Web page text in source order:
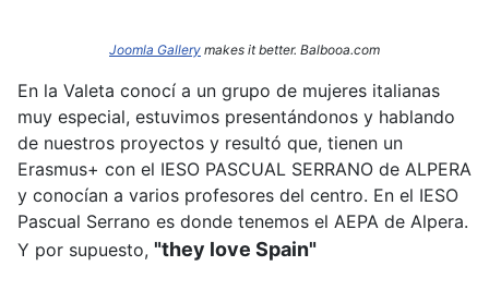
Joomla Gallery makes it better. Balbooa.com
En la Valeta conocí a un grupo de mujeres italianas
muy especial, estuvimos presentándonos y hablando
de nuestros proyectos y resultó que, tienen un
Erasmus+ con el IESO PASCUAL SERRANO de ALPERA
y conocían a varios profesores del centro. En el IESO
Pascual Serrano es donde tenemos el AEPA de Alpera.
Y por supuesto, "they love Spain"